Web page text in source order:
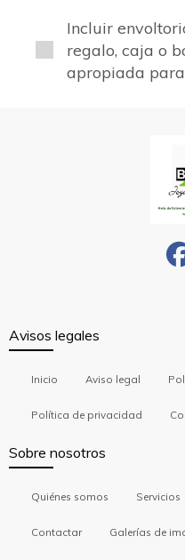
Incluir
regalo, caja o
apropiada
Avisos legales
Inicio Aviso legal
Política de privacidad
Sobre nosotros
Quiénes somos Servicios
Contactar Galerías de